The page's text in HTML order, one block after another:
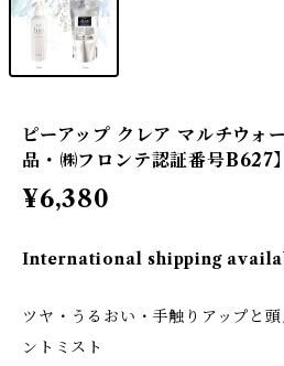
ピーアップ クレア マルチウ
品・㈱フロンテ認証番号B627】
¥6,380
International shipping
ツヤ・うるおい・手触りアップと
ントミスト